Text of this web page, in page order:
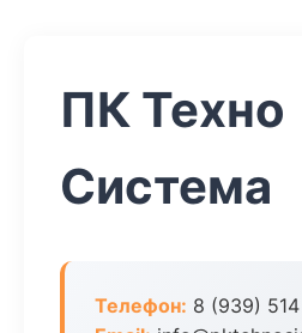
ПК Техно
Система
Телефон: 8 (939) 514